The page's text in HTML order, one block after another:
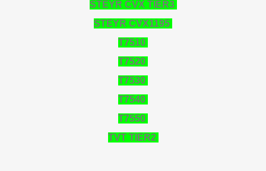
STEYR CVX TIER3
STEYR CVX1195
T7510
T7520
T7530
T7540
T7550
TVT TIER2